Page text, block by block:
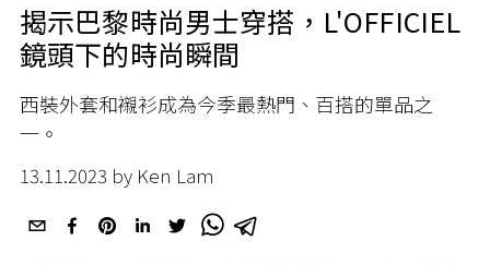
揭示巴黎時尚男士穿搭，L'OFFICIEL
鏡頭下的時尚瞬間
西裝外套和襯衫成為今季最熱門、百搭的單品之
一。
13.11.2023 by Ken Lam